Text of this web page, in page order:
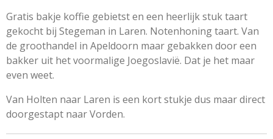
Gratis bakje koffie gebietst en een heerlijk stuk taart
gekocht bij Stegeman in Laren. Notenhoning taart. Van
de groothandel in Apeldoorn maar gebakken door een
bakker uit het voormalige Joegoslavië. Dat je het maar
even weet.
Van Holten naar Laren is een kort stukje dus maar direct
doorgestapt naar Vorden.